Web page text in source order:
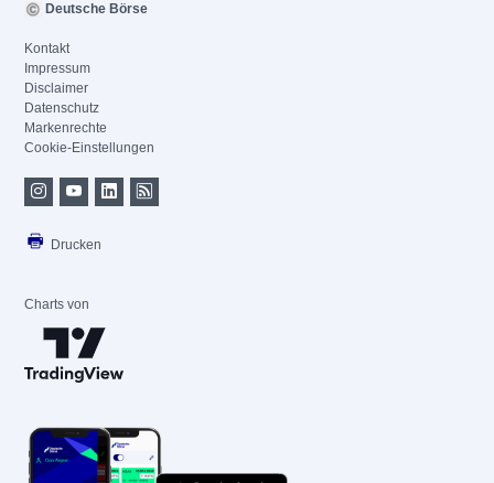
Deutsche Börse
Kontakt
Impressum
Disclaimer
Datenschutz
Markenrechte
Cookie-Einstellungen
Drucken
Charts von